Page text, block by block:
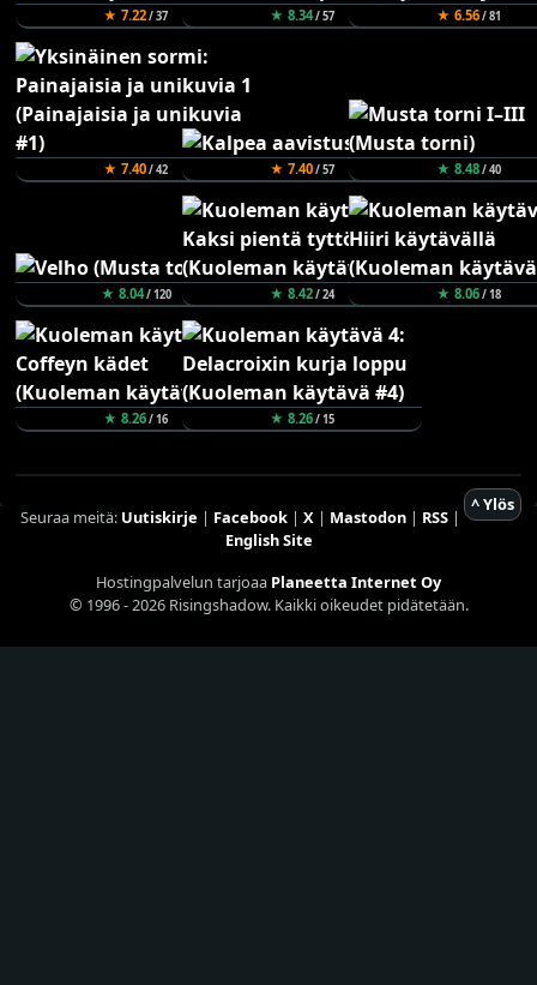
★ 7.22/ 37 ★ 8.34/ 57 ★ 6.56/ 81
★ 7.40/ 42 ★ 7.40/ 57 ★ 8.48/ 40
★ 8.04/ 120 ★ 8.42/ 24 ★ 8.06/ 18
★ 8.26/ 16 ★ 8.26/ 15
^ Ylös
Seuraa meitä: Uutiskirje | Facebook| X| Mastodon| RSS|
English Site
Hostingpalvelun tarjoaa Planeetta Internet Oy
© 1996 - 2026 Risingshadow. Kaikki oikeudet pidätetään.